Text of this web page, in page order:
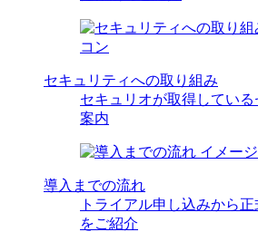
セキュリティへの取り組み
セキュリオが取得してい
案内
導入までの流れ
トライアル申し込みから
をご紹介